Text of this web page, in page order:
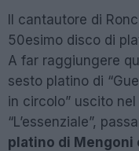
Il cantautore di
50esimo disco di
A far raggiungere
sesto platino di
in circolo” uscito nel
“L’essenziale”,
platino di Mengoni